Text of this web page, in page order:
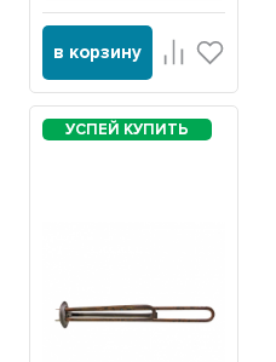
в корзину